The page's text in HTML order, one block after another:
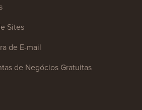
Sites
de E-mail
de Negócios Gratuitas